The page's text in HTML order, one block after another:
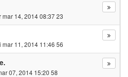
mar 14, 2014 08:37 23
mar 11, 2014 11:46 56
07, 2014 15:20 58